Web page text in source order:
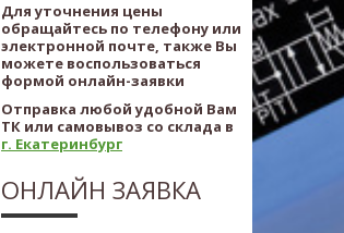
Для уточнения цены
обращайтесь по телефону или
электронной почте, также Вы
можете воспользоваться
формой онлайн-заявки
Отправка любой удобной Вам
ТК или самовывоз со склада в
г. Екатеринбург
ОНЛАЙН ЗАЯВКА